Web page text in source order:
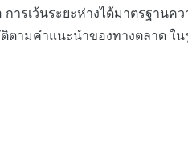
ว้นระยะห่างได้มาตรฐานคว
มคำแนะนำของทางตลาด ใน